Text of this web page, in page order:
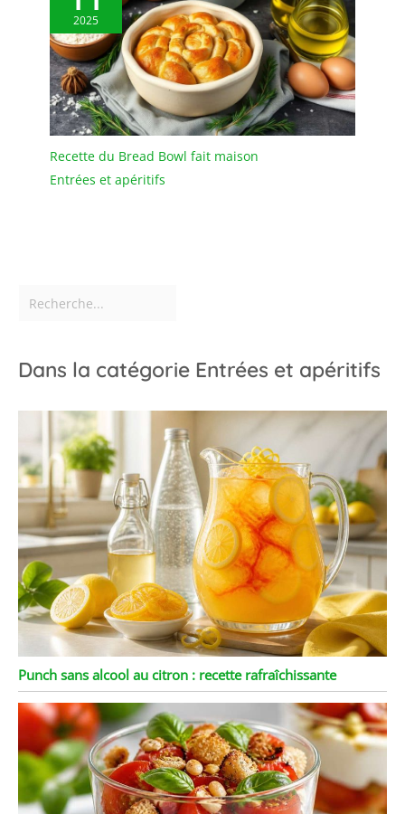
2025
Recette du Bread Bowl fait maison
Entrées et apéritifs
Dans la catégorie Entrées et apéritifs
Punch sans alcool au citron : recette rafraîchissante